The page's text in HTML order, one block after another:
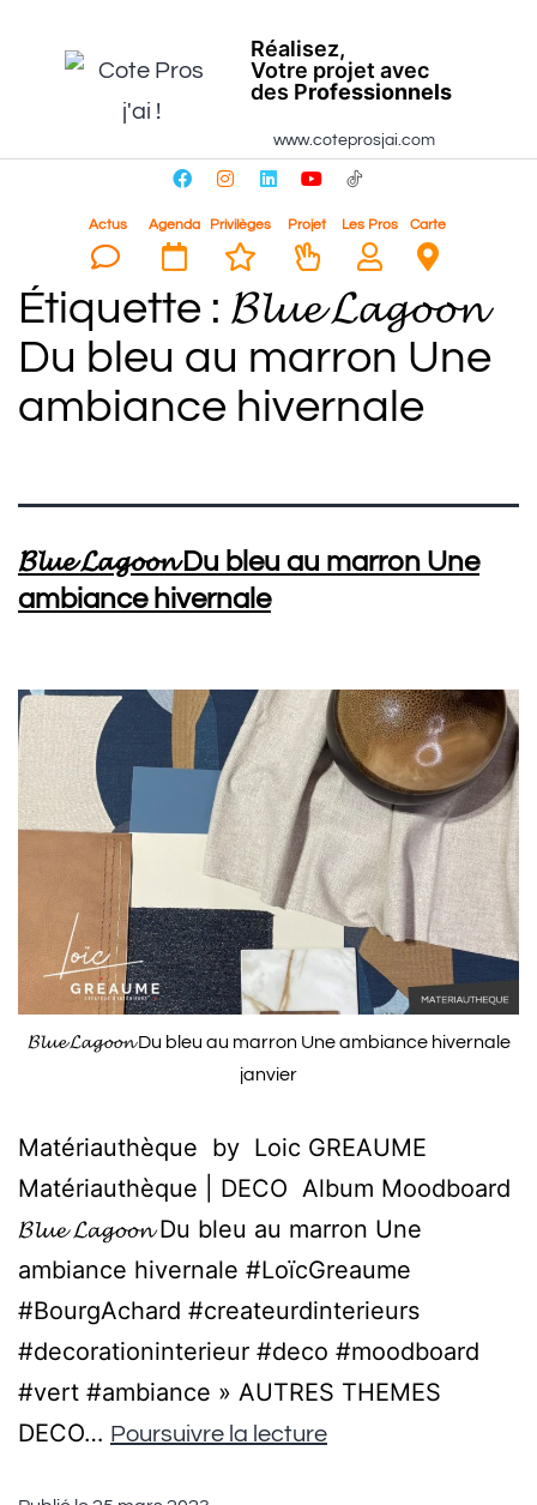
Réalisez,
Votre projet avec
des Professionnels
www.coteprosjai.com
Actus Agenda Privilèges Projet Les Pros Carte
Étiquette : 𝓑𝓵𝓾𝓮 𝓛𝓪𝓰𝓸𝓸𝓷
Du bleu au marron Une
ambiance hivernale
𝓑𝓵𝓾𝓮 𝓛𝓪𝓰𝓸𝓸𝓷 Du bleu au marron Une
ambiance hivernale
𝓑𝓵𝓾𝓮 𝓛𝓪𝓰𝓸𝓸𝓷 Du bleu au marron Une ambiance hivernale
janvier
Matériauthèque by Loic GREAUME
Matériauthèque | DECO Album Moodboard
𝓑𝓵𝓾𝓮 𝓛𝓪𝓰𝓸𝓸𝓷 Du bleu au marron Une
ambiance hivernale #LoïcGreaume
#BourgAchard #createurdinterieurs
#decorationinterieur #deco #moodboard
#vert #ambiance » AUTRES THEMES
DECO… Poursuivre la lecture